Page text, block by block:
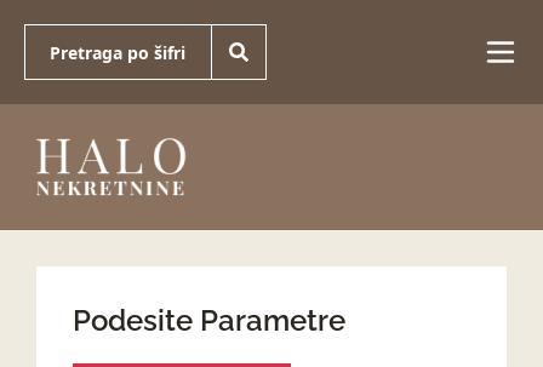
Podesite Parametre